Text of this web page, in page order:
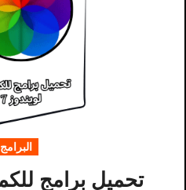
البرامج